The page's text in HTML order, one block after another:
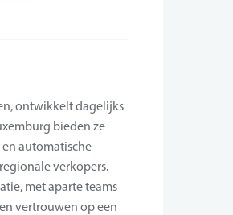
ontwikkelt dagelijks
bieden ze
automatische
verkopers.
met aparte teams
vertrouwen op een